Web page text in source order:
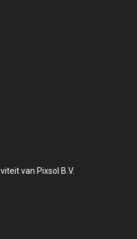
van Pixsol B.V.